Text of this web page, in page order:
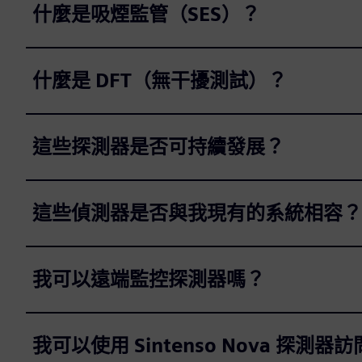
什麼是吸煙監管（SES）？
什麼是 DFT（無干擾測試）？
這些探測器是否可持續發展？
這些偵測器是否與我現有的系統相容？
我可以遠端監控探測器嗎？
我可以使用 Sintenso Nova 探測器訪